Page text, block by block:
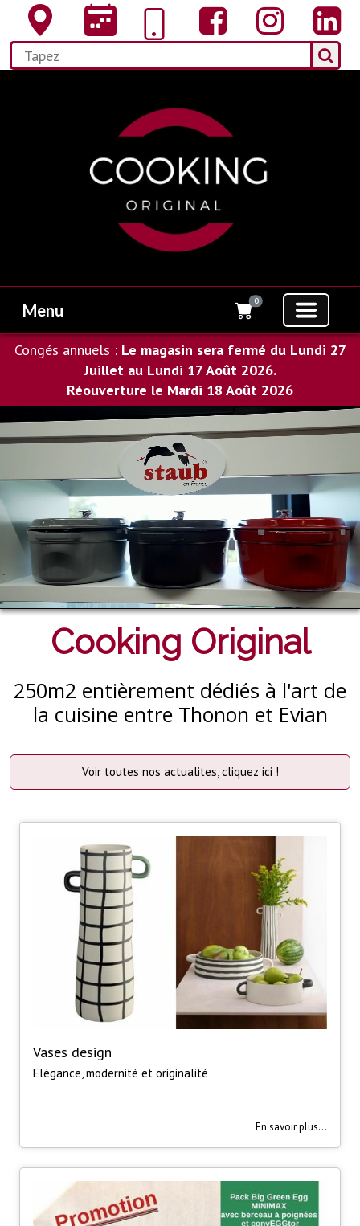
Menu 0
Congés annuels : Le magasin sera fermé du Lundi 27
Juillet au Lundi 17 Août 2026.
Réouverture le Mardi 18 Août 2026
Cooking Original
250m2 entièrement dédiés à l'art de
la cuisine entre Thonon et Evian
Voir toutes nos actualites, cliquez ici !
Vases design
Elégance, modernité et originalité
En savoir plus...